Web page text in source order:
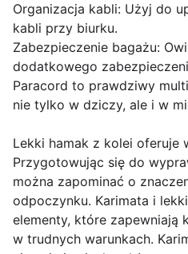
Organizacja kabli: Użyj do
kabli przy biurku.
Zabezpieczenie bagażu:
dodatkowego
Paracord to prawdziwy
nie tylko w dziczy, ale i w
Lekki hamak z kolei oferuje
Przygotowując się do
można zapominać o
odpoczynku. Karimata i
elementy, które zapewniają
w trudnych warunkach.